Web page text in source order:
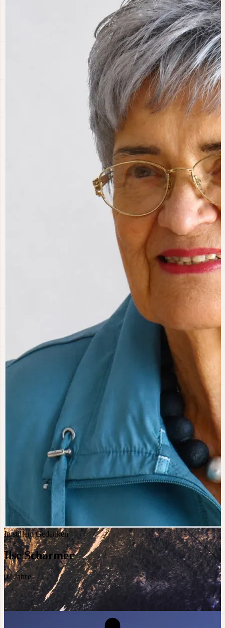
In stillem Gedenken
Ilse Scharmer
92Jahre